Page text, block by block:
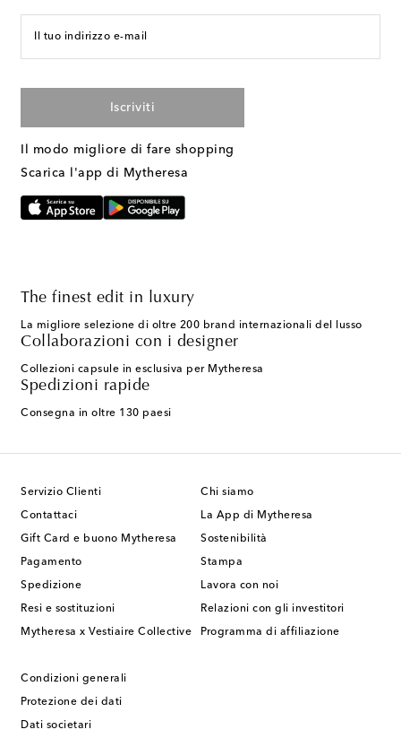
Il tuo indirizzo e-mail
Iscriviti
Il modo migliore di fare shopping
Scarica l'app di Mytheresa
The finest edit in luxury
La migliore selezione di oltre 200 brand internazionali del lusso
Collaborazioni con i designer
Collezioni capsule in esclusiva per Mytheresa
Spedizioni rapide
Consegna in oltre 130 paesi
Servizio Clienti
Contattaci
Gift Card e buono Mytheresa
Pagamento
Spedizione
Resi e sostituzioni
Mytheresa x Vestiaire Collective
Chi siamo
La App di Mytheresa
Sostenibilità
Stampa
Lavora con noi
Relazioni con gli investitori
Programma di affiliazione
Condizioni generali
Protezione dei dati
Dati societari